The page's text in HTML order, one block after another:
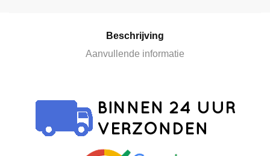
Beschrijving
Aanvullende informatie